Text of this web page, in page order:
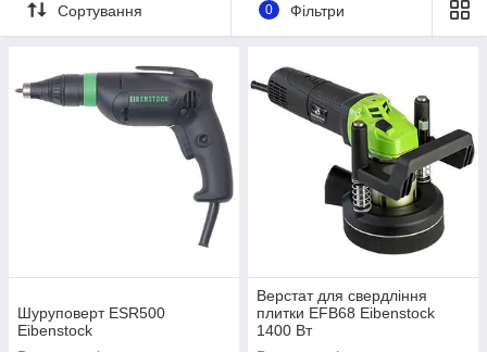
Сортування 0 Фільтри
Шуруповерт ESR500
Eibenstock
Верстат для свердління
плитки EFB68 Eibenstock
1400 Вт